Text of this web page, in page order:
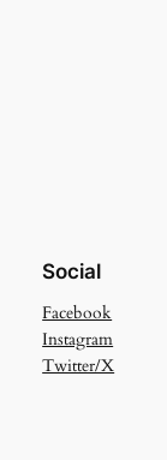
Social
Facebook
Instagram
Twitter/X